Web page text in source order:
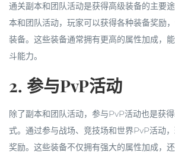
通关副本和团队活动是获得高级装备的主要
本和团队活动，玩家可以获得各种装备奖励
装备。这些装备通常拥有更高的属性加成，
斗能力。
2. 参与PvP活动
除了副本和团队活动，参与PvP活动也是获
式。通过参与战场、竞技场和世界PvP活动
奖励。这些装备不仅拥有强大的属性加成，